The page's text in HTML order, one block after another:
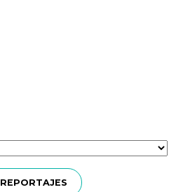
REPORTAJES